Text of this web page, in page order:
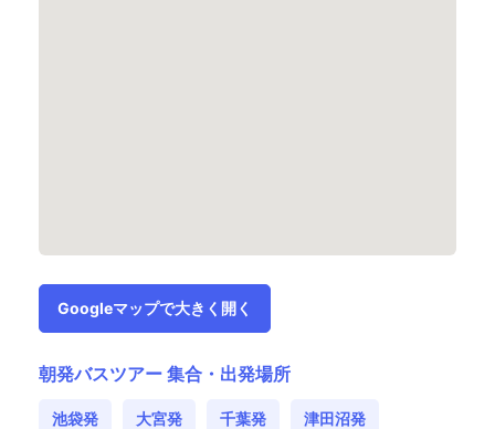
Googleマップで大きく開く
朝発バスツアー 集合・出発場所
池袋発 大宮発 千葉発 津田沼発